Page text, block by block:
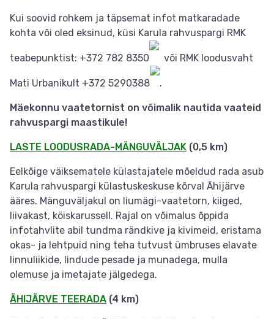
Kui soovid rohkem ja täpsemat infot matkaradade
kohta või oled eksinud, küsi Karula rahvuspargi RMK
teabepunktist: +372 782 8350 või RMK loodusvaht
Mati Urbanikult +372 5290388 .
Mäekonnu vaatetornist on võimalik nautida vaateid
rahvuspargi maastikule!
LASTE LOODUSRADA-MÄNGUVÄLJAK (0,5 km)
Eelkõige väiksematele külastajatele mõeldud rada asub
Karula rahvuspargi külastuskeskuse kõrval Ähijärve
ääres. Mänguväljakul on liumägi-vaatetorn, kiiged,
liivakast, köiskarussell. Rajal on võimalus õppida
infotahvlite abil tundma rändkive ja kivimeid, eristama
okas- ja lehtpuid ning teha tutvust ümbruses elavate
linnuliikide, lindude pesade ja munadega, mulla
olemuse ja imetajate jälgedega.
ÄHIJÄRVE TEERADA (4 km)